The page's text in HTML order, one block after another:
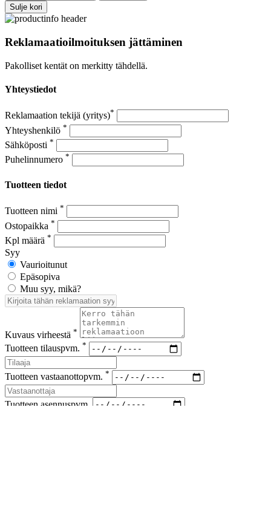
Sulje kori
Reklamaatioilmoituksen jättäminen
Pakolliset kentät on merkitty tähdellä.
Yhteystiedot
Reklamaation tekijä (yritys)*
Yhteyshenkilö *
Sähköposti *
Puhelinnumero *
Tuotteen tiedot
Tuotteen nimi *
Ostopaikka *
Kpl määrä *
Syy
Vaurioitunut
Epäsopiva
Muu syy, mikä?
Kuvaus virheestä *
Tuotteen tilauspvm. *
Tuotteen vastaanottopvm. *
Tuotteen asennuspvm.